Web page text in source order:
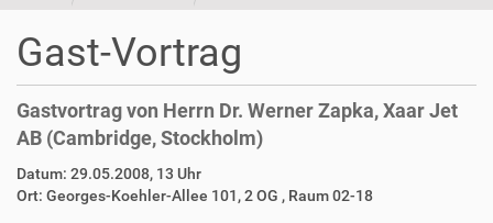
Gast-Vortrag
Gastvortrag von Herrn Dr. Werner Zapka, Xaar Jet
AB (Cambridge, Stockholm)
D
i
A
r
Datum: 29.05.2008, 13 Uhr
Ort: Georges-Koehler-Allee 101, 2 OG , Raum 02-18